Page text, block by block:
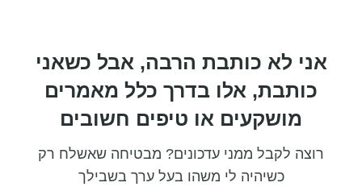
אני לא כותבת הרבה, אבל כשאני
כותבת, אלו בדרך כלל מאמרים
מושקעים או טיפים חשובים
רוצה לקבל ממני עדכונים? מבטיחה שאשלח רק
כשיהיה לי משהו בעל ערך בשבילך